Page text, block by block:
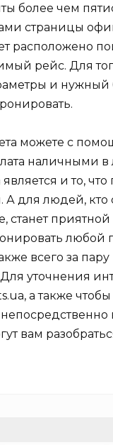
более чем
страницы
расположено
рейс. Для
и нужный
можете с
наличными
и то,
для людей, кто
станет
всего за
уточнения
а также
вам